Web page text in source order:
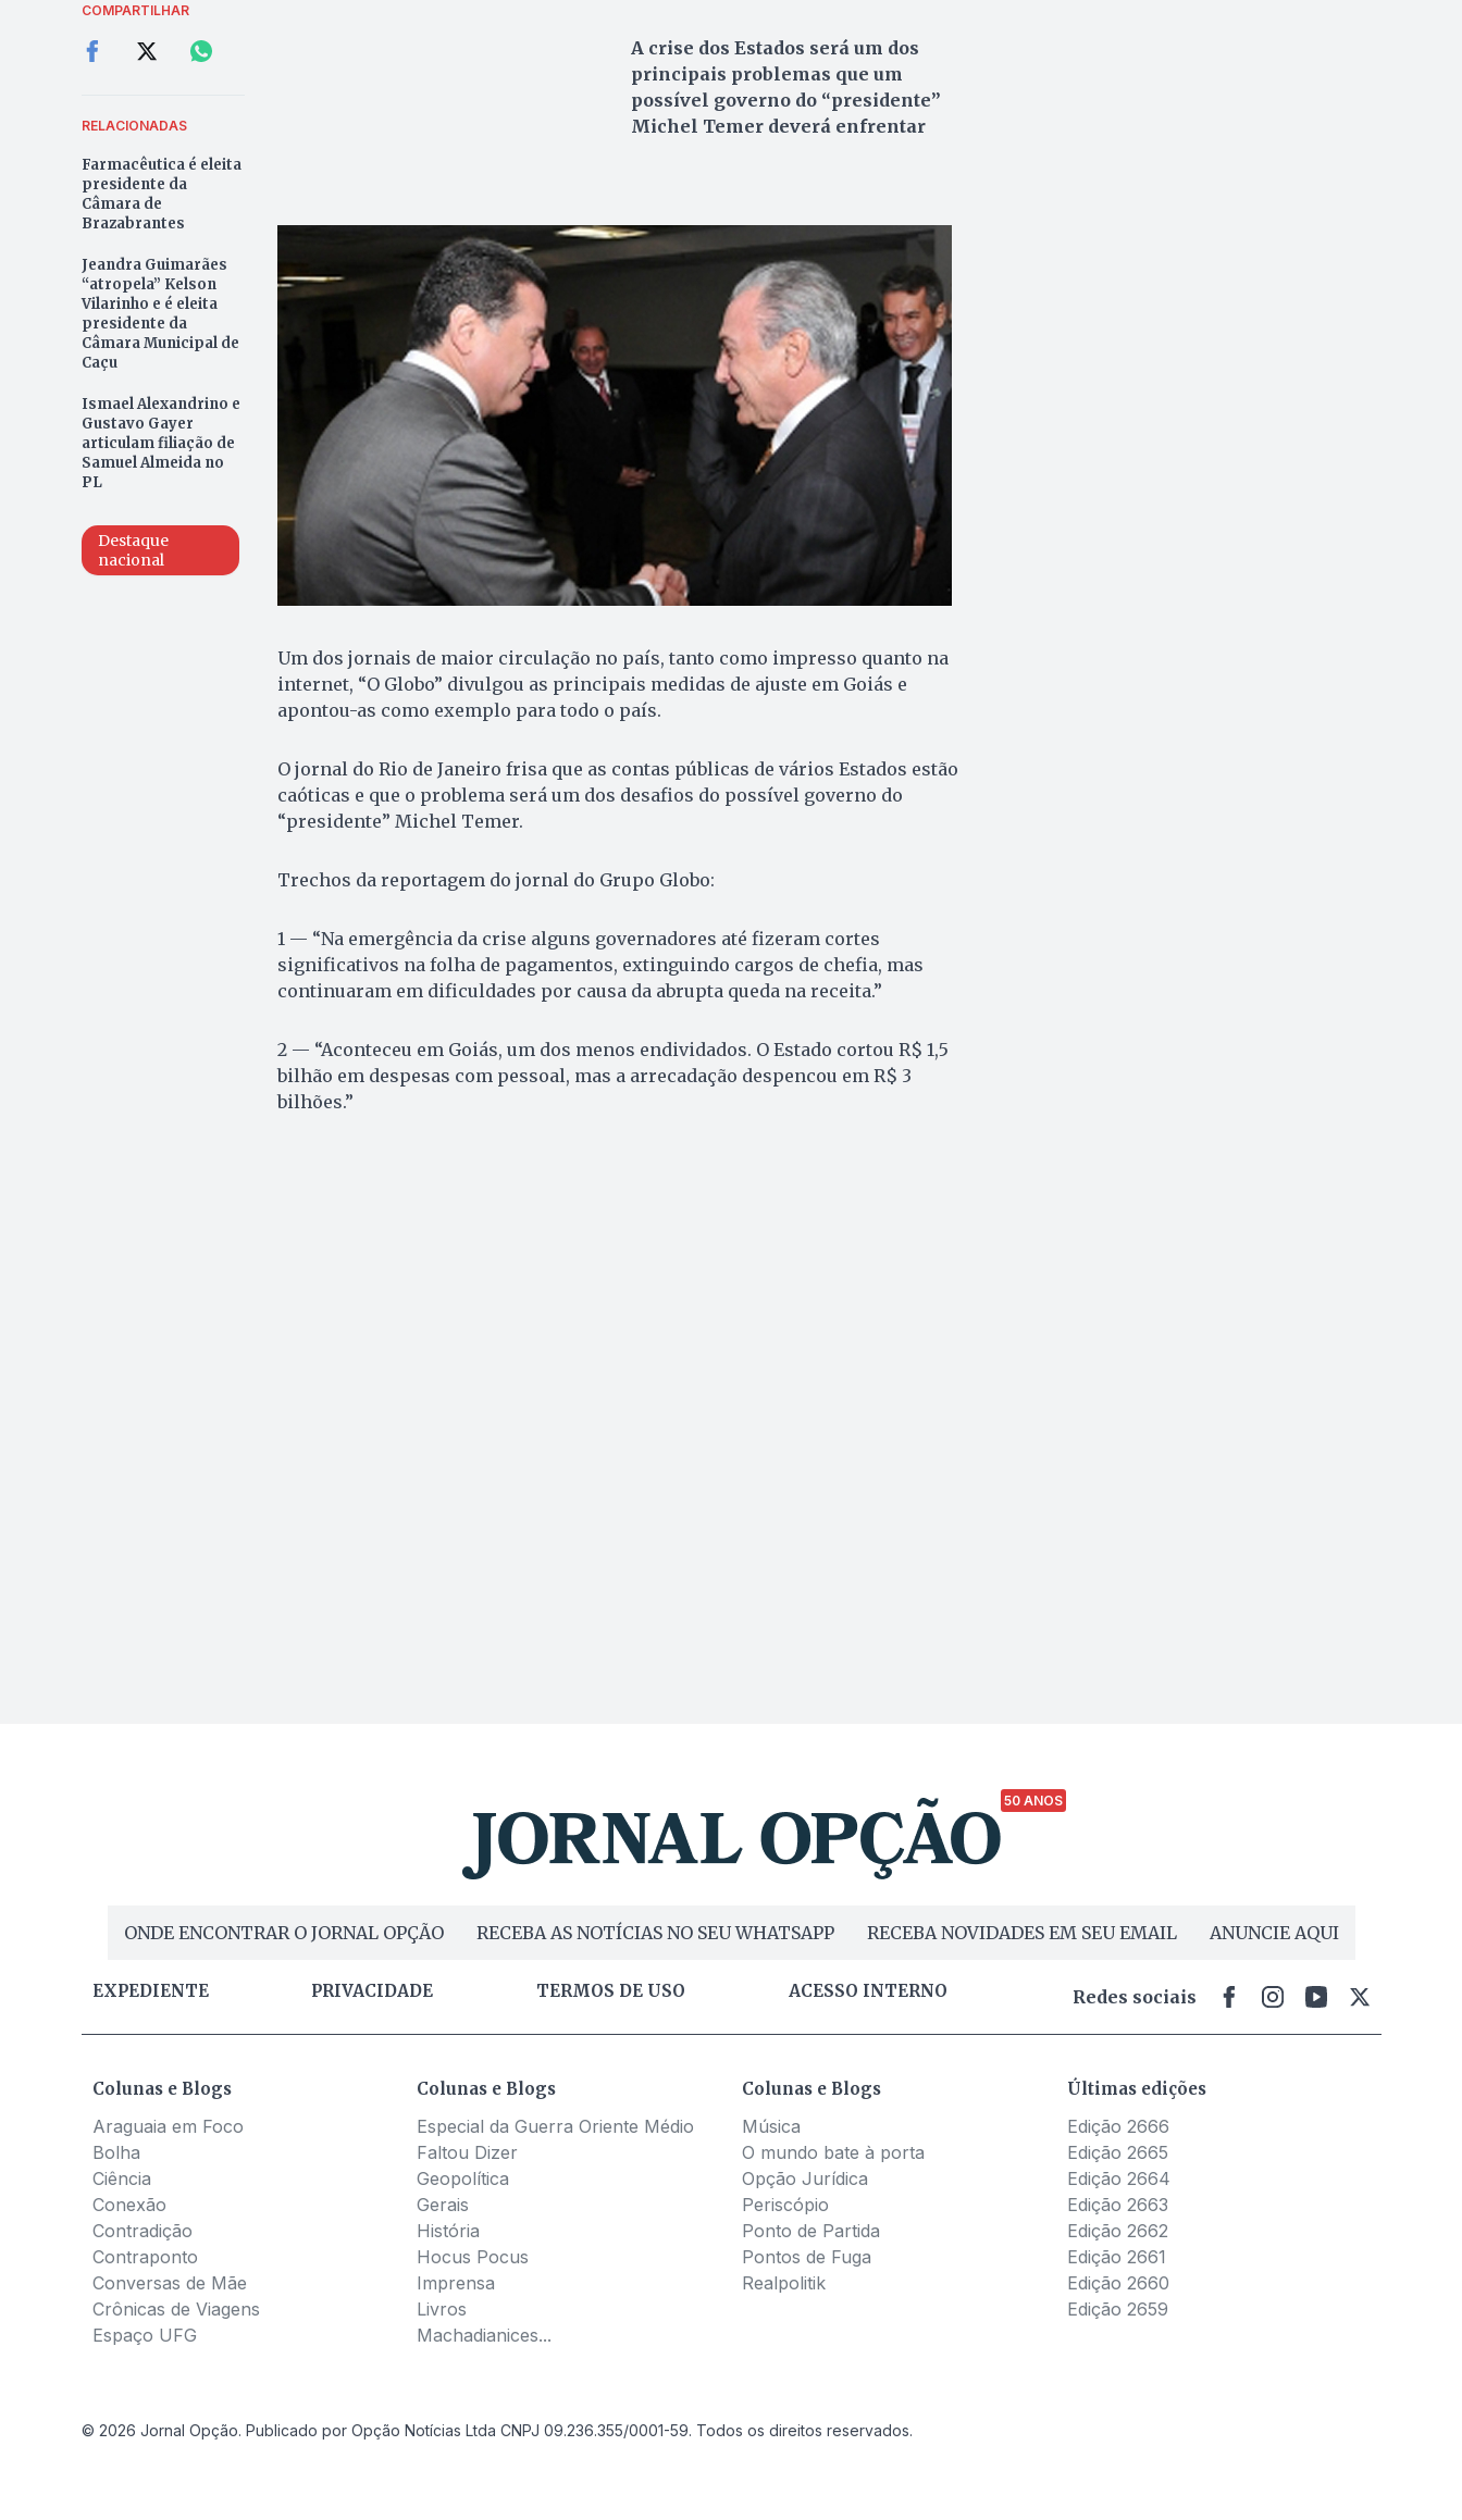
COMPARTILHAR
RELACIONADAS
Farmacêutica é eleita
presidente da
Câmara de
Brazabrantes
Jeandra Guimarães
“atropela” Kelson
Vilarinho e é eleita
presidente da
Câmara Municipal de
Caçu
Ismael Alexandrino e
Gustavo Gayer
articulam filiação de
Samuel Almeida no
PL
Destaque
nacional
A crise dos Estados será um dos
principais problemas que um
possível governo do “presidente”
Michel Temer deverá enfrentar
Um dos jornais de maior circulação no país, tanto como impresso quanto na
internet, “O Globo” divulgou as principais medidas de ajuste em Goiás e
apontou-as como exemplo para todo o país.
O jornal do Rio de Janeiro frisa que as contas públicas de vários Estados estão
caóticas e que o problema será um dos desafios do possível governo do
“presidente” Michel Temer.
Trechos da reportagem do jornal do Grupo Globo:
1 — “Na emergência da crise alguns governadores até fizeram cortes
significativos na folha de pagamentos, extinguindo cargos de chefia, mas
continuaram em dificuldades por causa da abrupta queda na receita.”
2 — “Aconteceu em Goiás, um dos menos endividados. O Estado cortou R$ 1,5
bilhão em despesas com pessoal, mas a arrecadação despencou em R$ 3
bilhões.”
50 ANOS
ONDE ENCONTRAR O JORNAL OPÇÃO RECEBA AS NOTÍCIAS NO SEU WHATSAPP RECEBA NOVIDADES EM SEU EMAIL ANUNCIE AQUI
EXPEDIENTE PRIVACIDADE TERMOS DE USO ACESSO INTERNO Redes sociais
Colunas e Blogs
Araguaia em Foco
Bolha
Ciência
Conexão
Contradição
Contraponto
Conversas de Mãe
Crônicas de Viagens
Espaço UFG
Colunas e Blogs
Especial da Guerra Oriente Médio
Faltou Dizer
Geopolítica
Gerais
História
Hocus Pocus
Imprensa
Livros
Machadianices...
Colunas e Blogs
Música
O mundo bate à porta
Opção Jurídica
Periscópio
Ponto de Partida
Pontos de Fuga
Realpolitik
Últimas edições
Edição 2666
Edição 2665
Edição 2664
Edição 2663
Edição 2662
Edição 2661
Edição 2660
Edição 2659
© 2026 Jornal Opção. Publicado por Opção Notícias Ltda CNPJ 09.236.355/0001-59. Todos os direitos reservados.